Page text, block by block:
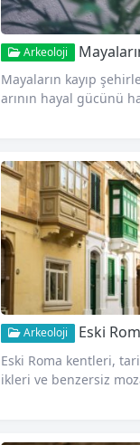
Arkeoloji
Mayaların kayıp
arının hayal gücünü
üyülü yerlerdir. Bu
n derinliklerine
eşfetmesini
i Tikal’dir.
piramitleri,
yıldan…
Arkeoloji Eski
Eski Roma kentleri,
ikleri ve benzersiz
ntik kentler, Roma